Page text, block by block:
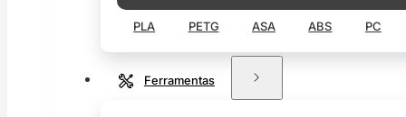
PLA PETG ASA ABS PC
Ferramentas